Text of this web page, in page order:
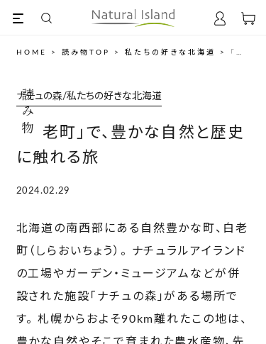
HOME > 読み物TOP > 私たちの好きな北海道 > 「白老町」で、豊かな自然と歴史に触れる旅
読み物
ナチュの森/私たちの好きな北海道
「白老町」で、豊かな自然と歴史
に触れる旅
2024.02.29
北海道の南西部にある自然豊かな町、白老
町（しらおいちょう）。 ナチュラルアイランド
の工場やガーデン・ミュージアムなどが併
設された施設「ナチュの森」がある場所で
す。 札幌からおよそ90km離れたこの地は、